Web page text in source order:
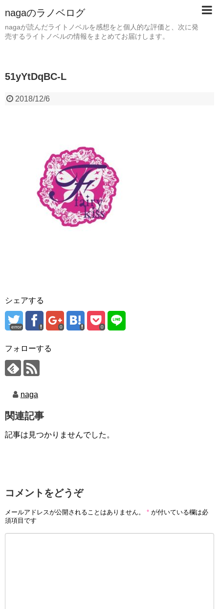
nagaのラノベログ
nagaが読んだライトノベルを感想をと個人的な評価と、次に発
売するライトノベルの情報をまとめてお届けします。
51yYtDqBC-L
2018/12/6
シェアする
error 0 0
フォローする
naga
関連記事
記事は見つかりませんでした。
コメントをどうぞ
メールアドレスが公開されることはありません。 * が付いている欄は必
須項目です